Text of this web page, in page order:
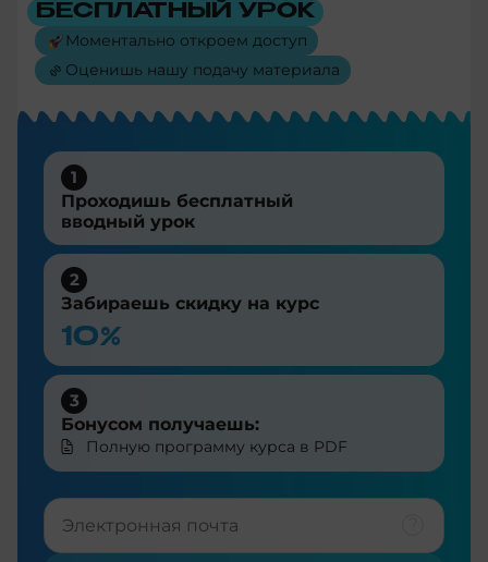
БЕСПЛАТНЫЙ УРОК
Моментально откроем доступ
Оценишь нашу подачу материала
1
Проходишь бесплатный
вводный урок
2
Забираешь скидку на курс
10%
3
Бонусом получаешь:
Полную программу курса в PDF